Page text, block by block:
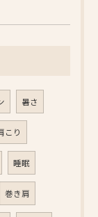
暑さ
こり
睡眠
巻き肩